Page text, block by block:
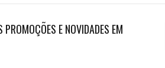
E NOVIDADES EM